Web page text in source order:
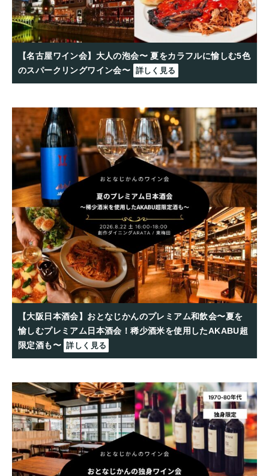
【名古屋ワイン会】大人の泡会〜 夏をカラフルに愉しむ5色
のスパークリングワイン会〜 詳しく見る
【大阪日本酒会】おとなじかんのプレミアム和飲会〜夏を
愉しむプレミアム日本酒会！稀少酒米を使用したAKABU超
限定酒も〜 詳しく見る